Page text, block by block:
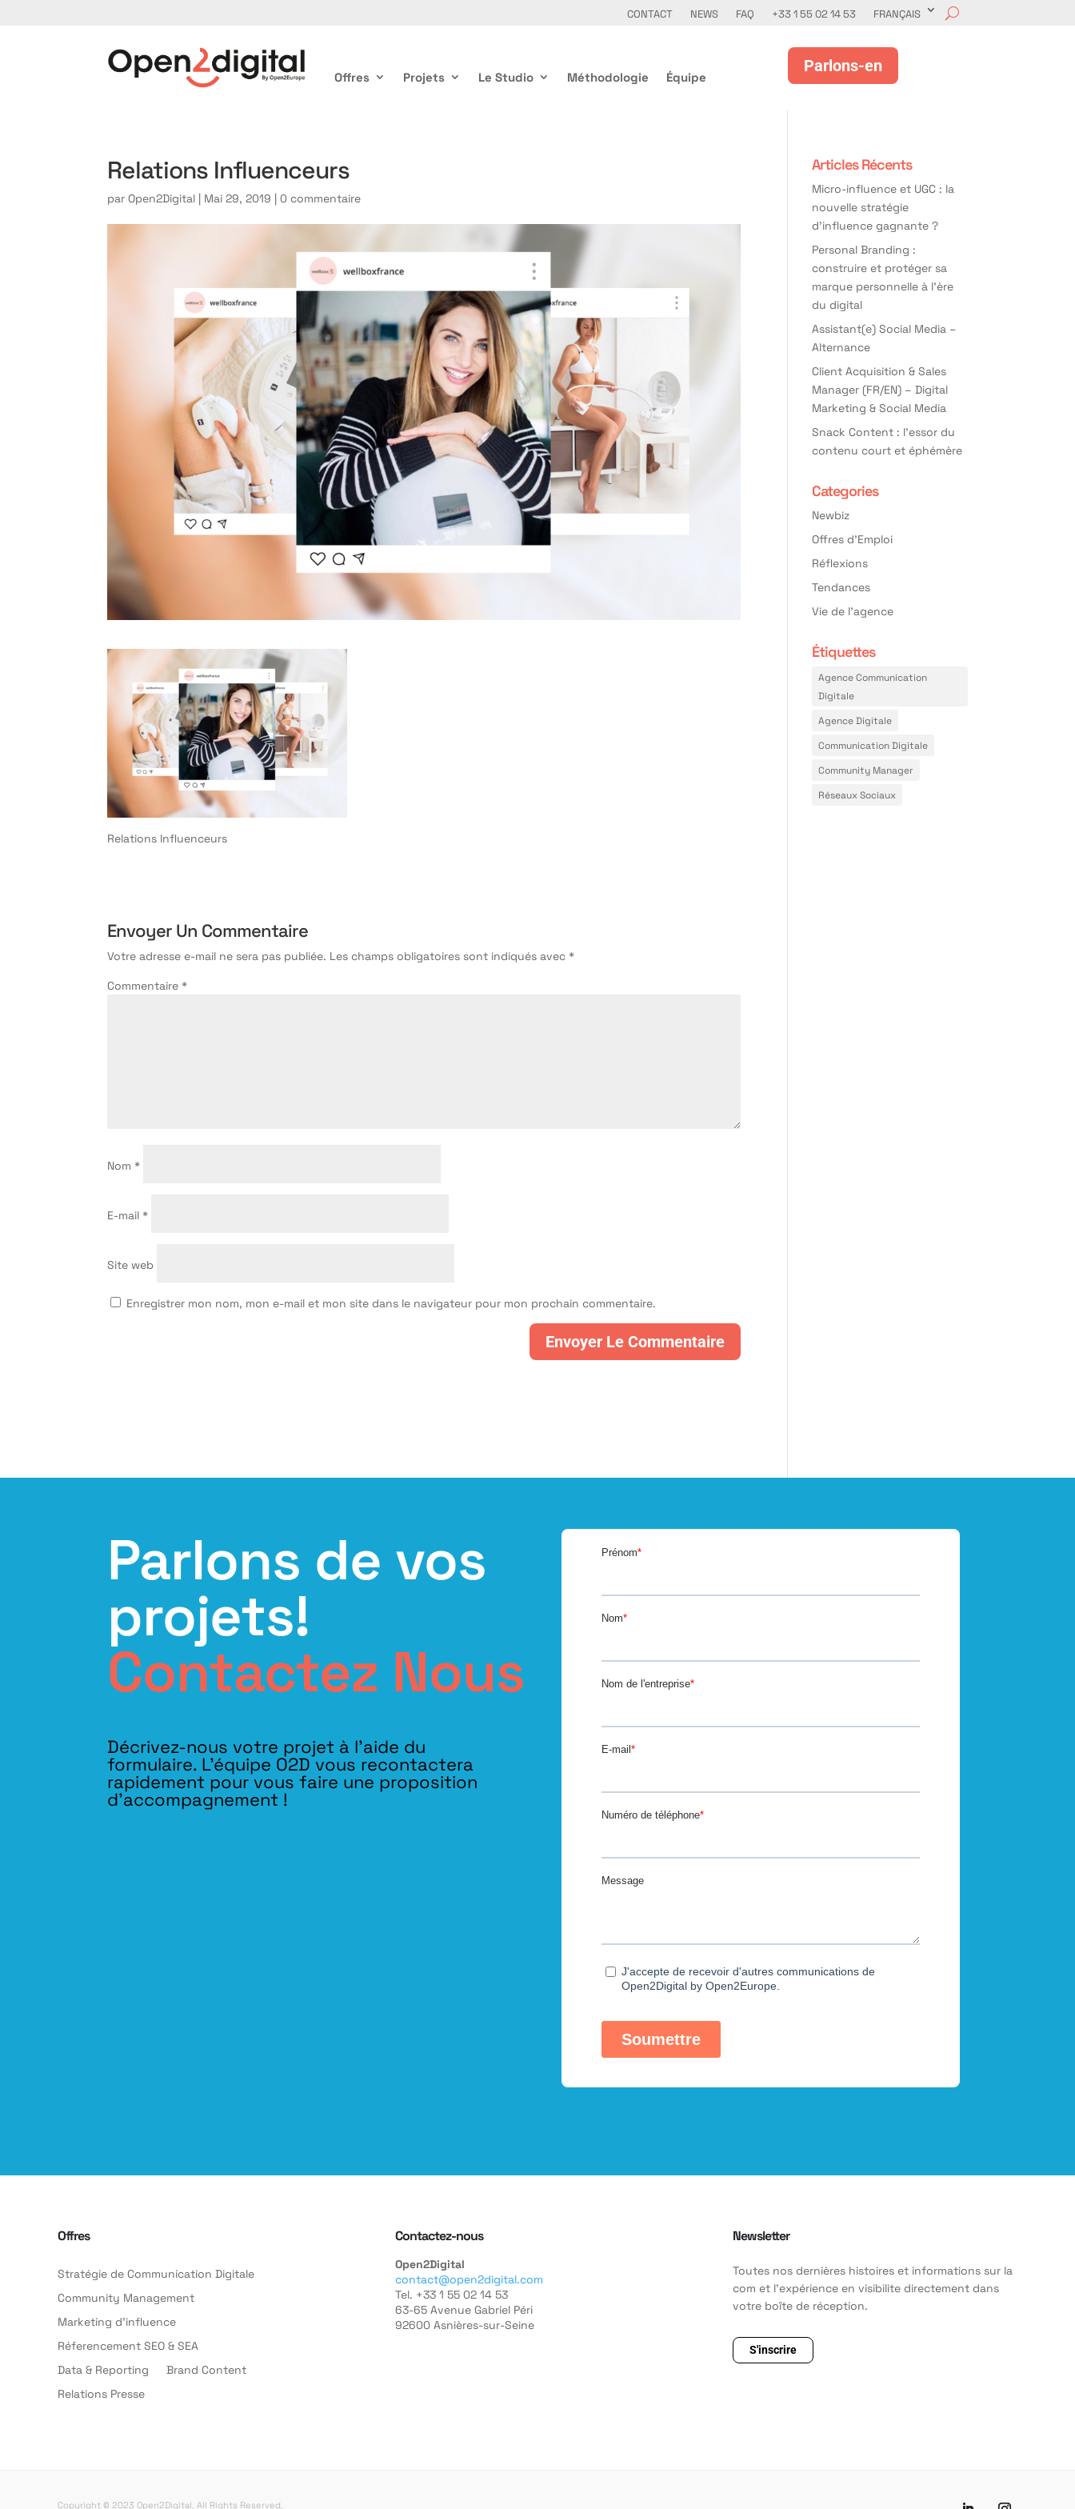
CONTACT NEWS FAQ +33 1 55 02 14 53 FRANÇAIS
Offres Projets Le Studio Méthodologie Équipe
Parlons-en
Relations Influenceurs
parOpen2Digital | Mai 29, 2019 |0 commentaire
Relations Influenceurs
Envoyer Un Commentaire
Votre adresse e-mail ne sera pas publiée. Les champs obligatoires sont indiqués avec*
Commentaire*
Nom*
E-mail*
Site web
Enregistrer mon nom, mon e-mail et mon site dans le navigateur pour mon prochain commentaire.
Articles Récents
Micro-influence et UGC : la
nouvelle stratégie
d’influence gagnante ?
Personal Branding :
construire et protéger sa
marque personnelle à l’ère
du digital
Assistant(e) Social Media –
Alternance
Client Acquisition & Sales
Manager (FR/EN) – Digital
Marketing & Social Media
Snack Content : l’essor du
contenu court et éphémère
Categories
Newbiz
Offres d'Emploi
Réflexions
Tendances
Vie de l'agence
Étiquettes
Agence Communication
Digitale
Agence Digitale
Communication Digitale
Community Manager
Réseaux Sociaux
Parlons de vos
projets!
Contactez Nous
Décrivez-nous votre projet à l’aide du
formulaire. L'équipe O2D vous recontactera
rapidement pour vous faire une proposition
d’accompagnement !
Offres
Stratégie de Communication Digitale
Community Management
Marketing d’influence
Réferencement SEO & SEA
Data & Reporting
Brand Content
Relations Presse
Contactez-nous
Open2Digital
contact@open2digital.com
Tel. +33 1 55 02 14 53
63-65 Avenue Gabriel Péri
92600 Asnières-sur-Seine
Newsletter
Toutes nos dernières histoires et informations sur la
com et l'expérience en visibilite directement dans
votre boîte de réception.
S'inscrire
Copyright © 2023 Open2Digital. All Rights Reserved.